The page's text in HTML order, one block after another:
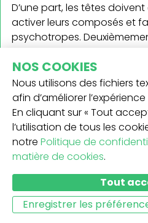
D’une part, les têtes
activer leurs composés et
psychotropes.
vous coupez le cannabis, de
ou pas de contact avec les
Mais bon, même si tailler
faire planer, cela ne veut
pouvez pas vous sentir bien
PRODUIT FINAL
NOS COOKIES
Nous utilisons des fichiers
afin d’améliorer
En cliquant sur « Tout
l’utilisation de tous les
notre Politique de
matière de cookies.
Tout
Enregistrer les